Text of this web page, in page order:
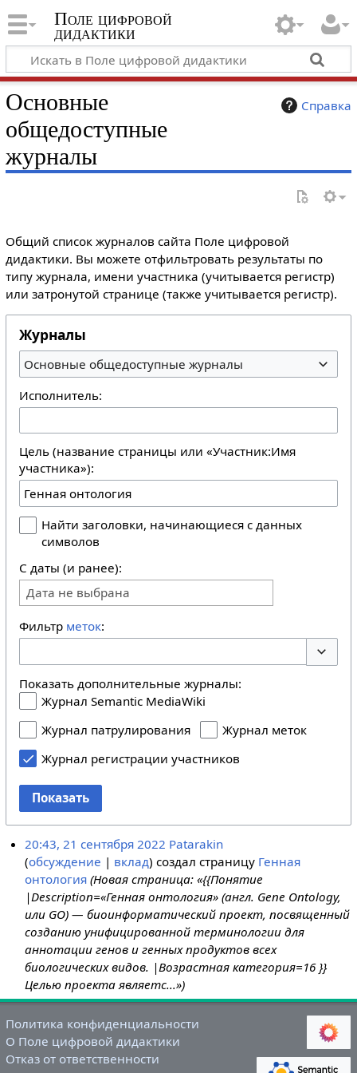
Поле цифровой
дидактики
Справка
Основные
общедоступные
журналы
Общий список журналов сайта Поле цифровой
дидактики. Вы можете отфильтровать результаты по
типу журнала, имени участника (учитывается регистр)
или затронутой странице (также учитывается регистр).
Журналы
Основные общедоступные журналы
Исполнитель:
Цель (название страницы или «Участник:Имя
участника»):
Найти заголовки, начинающиеся с данных
символов
С даты (и ранее):
Дата не выбрана
Фильтр меток:
Показать дополнительные журналы:
Журнал Semantic MediaWiki
Журнал патрулирования
Журнал меток
Журнал регистрации участников
Показать
20:43, 21 сентября 2022 Patarakin
обсуждение
вклад создал страницу Генная
онтология (Новая страница: «{{Понятие
|Description=«Генная онтология» (англ. Gene Ontology,
или GO) — биоинформатический проект, посвященный
созданию унифицированной терминологии для
аннотации генов и генных продуктов всех
биологических видов. |Возрастная категория=16 }}
Целью проекта являетс...»)
Политика конфиденциальности
О Поле цифровой дидактики
Отказ от ответственности